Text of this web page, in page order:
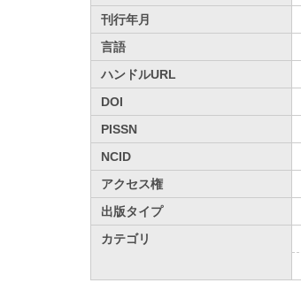
刊行年月
言語
ハンドルURL
DOI
PISSN
NCID
アクセス権
出版タイプ
カテゴリ